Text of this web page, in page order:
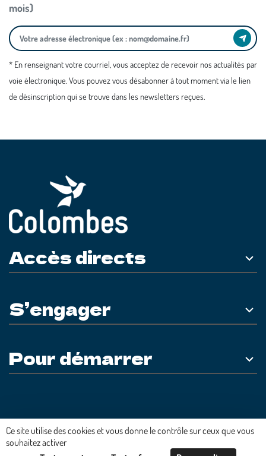
mois)
* En renseignant votre courriel, vous acceptez de recevoir nos actualités par
voie électronique. Vous pouvez vous désabonner à tout moment via le lien
de désinscription qui se trouve dans les newsletters reçues.
Accès directs
S’engager
Pour démarrer
Plateforme développée en France parHACKTIV
Ce site utilise des cookies et vous donne le contrôle sur ceux que vous
souhaitez activer